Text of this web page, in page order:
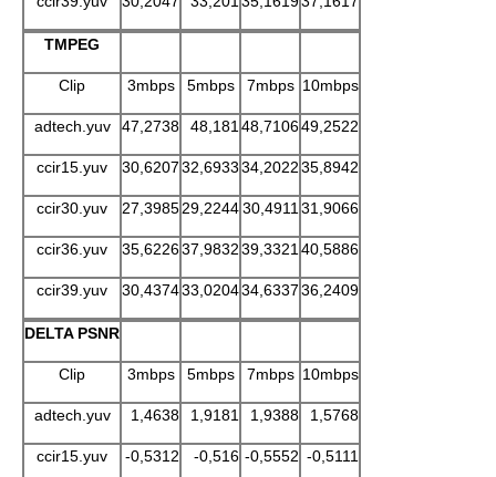
TMPEG
Clip 3mbps 5mbps 7mbps 10mbps
adtech.yuv 47,2738 48,181 48,710649,2522
ccir15.yuv 30,620732,693334,202235,8942
ccir30.yuv 27,398529,224430,4911 31,9066
ccir36.yuv 35,622637,983239,3321 40,5886
ccir39.yuv 30,437433,020434,633736,2409
DELTA PSNR
Clip 3mbps 5mbps 7mbps 10mbps
adtech.yuv 1,4638 1,9181 1,9388 1,5768
ccir15.yuv -0,5312 -0,516 -0,5552 -0,5111